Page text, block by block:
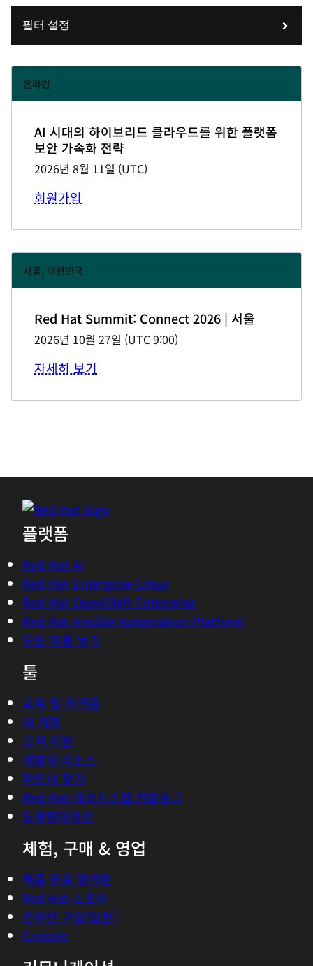
필터 설정
온라인
AI 시대의 하이브리드 클라우드를 위한 플랫폼
보안 가속화 전략
2026년 8월 11일 (UTC)
회원가입
서울, 대한민국
Red Hat Summit: Connect 2026 | 서울
2026년 10월 27일 (UTC 9:00)
자세히 보기
플랫폼
Red Hat AI
Red Hat Enterprise Linux
Red Hat OpenShift Enterprise
Red Hat Ansible Automation Platform
모든 제품 보기
툴
교육 및 자격증
내 계정
고객 지원
개발자 리소스
파트너 찾기
Red Hat 에코시스템 카탈로그
도큐멘테이션
체험, 구매 & 영업
제품 무료 평가판
Red Hat 스토어
온라인 구입(일본)
Console